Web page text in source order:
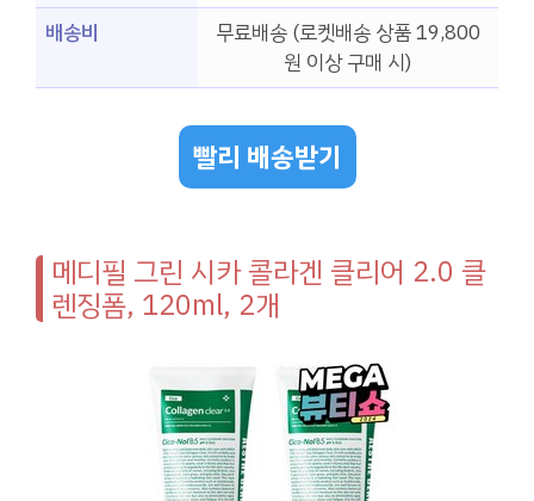
배송비
무료배송 (로켓배송 상품 19,800
원 이상 구매 시)
빨리 배송받기
메디필 그린 시카 콜라겐 클리어 2.0 클
렌징폼, 120ml, 2개